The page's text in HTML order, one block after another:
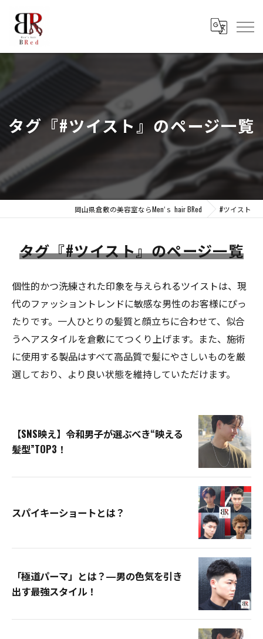
タグ『#ツイスト』のページ一覧
岡山県倉敷の美容室ならMen‘ｓ hair BRed #ツイスト
タグ『#ツイスト』のページ一覧
個性的かつ洗練された印象を与えられるツイストは、現
代のファッショントレンドに敏感な男性のお客様にぴっ
たりです。一人ひとりの髪質と顔立ちに合わせて、似合
うヘアスタイルを倉敷にてつくり上げます。また、施術
に使用する製品はすべて高品質で髪にやさしいものを厳
選しており、より良い状態を維持していただけます。
【SNS映え】令和男子が選ぶべき“映える
髪型”TOP3！
スパイキーショートとは？
「極道パーマ」とは？—男の色気を引き
出す最強スタイル！